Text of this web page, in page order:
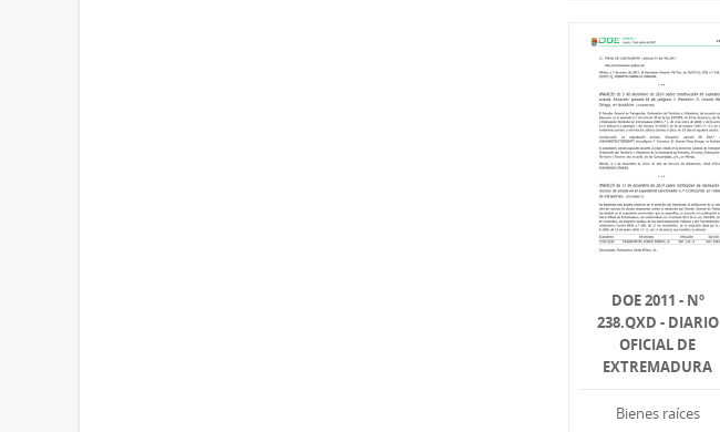
DOE 2011 - Nº
238.QXD - DIARIO
OFICIAL DE
EXTREMADURA
Bienes raíces